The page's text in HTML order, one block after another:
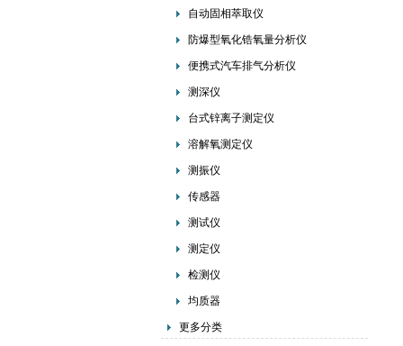
自动固相萃取仪
防爆型氧化锆氧量分析仪
便携式汽车排气分析仪
测深仪
台式锌离子测定仪
溶解氧测定仪
测振仪
传感器
测试仪
测定仪
检测仪
均质器
更多分类